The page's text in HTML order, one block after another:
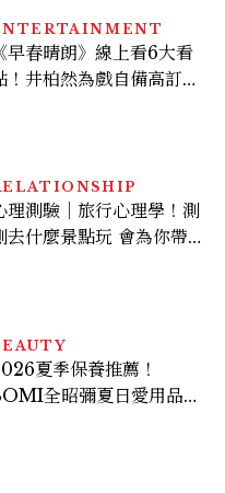
《早春晴朗》線上看6大看
！井柏然為戲自備高訂，
理測驗｜旅行心理學！測
去什麼景點玩 會為你帶來
夏季保養推薦！
全昭彌夏日愛用品公